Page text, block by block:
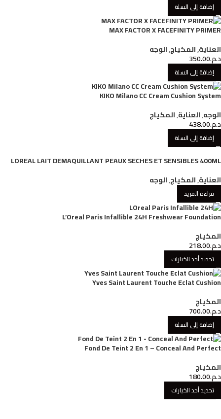
إضافة إلى السلة
MAX FACTOR X FACEFINITY PRIMER
العناية,المكياج,الوجه
د.م.350.00
إضافة إلى السلة
KIKO Milano CC Cream Cushion System
الوجه,العناية,المكياج
د.م.438.00
إضافة إلى السلة
LOREAL LAIT DEMAQUILLANT PEAUX SECHES ET SENSIBLES 400ML
العناية,المكياج,الوجه
قراءة المزيد
L’Oreal Paris Infallible 24H Freshwear Foundation
المكياج
د.م.218.00
تحديد أحد الخيارات
Yves Saint Laurent Touche Eclat Cushion
المكياج
د.م.700.00
إضافة إلى السلة
Fond De Teint 2 En 1 – Conceal And Perfect
المكياج
د.م.180.00
تحديد أحد الخيارات